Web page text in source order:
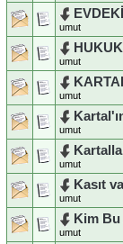
umut
umut
umut
umut
umut
Kasıt
umut
Kim Bu
umut